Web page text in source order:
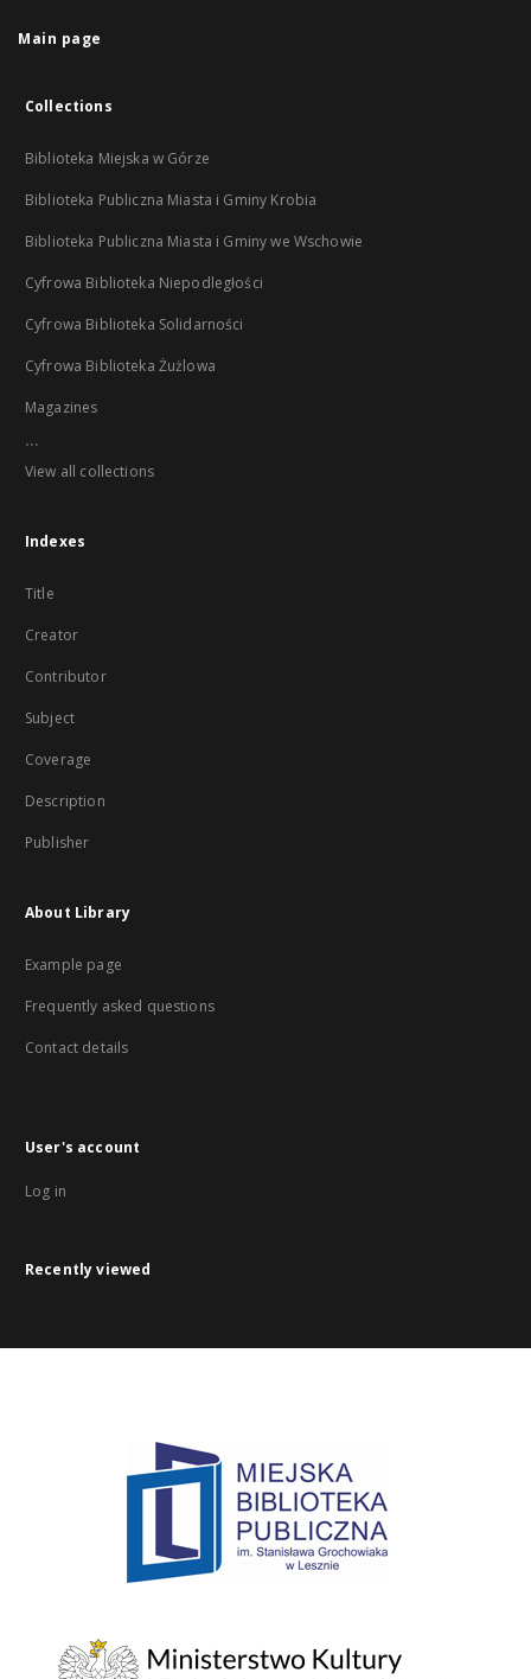
Main page
Collections
Biblioteka Miejska w Górze
Biblioteka Publiczna Miasta i Gminy Krobia
Biblioteka Publiczna Miasta i Gminy we Wschowie
Cyfrowa Biblioteka Niepodległości
Cyfrowa Biblioteka Solidarności
Cyfrowa Biblioteka Żużlowa
Magazines
...
View all collections
Indexes
Title
Creator
Contributor
Subject
Coverage
Description
Publisher
About Library
Example page
Frequently asked questions
Contact details
User's account
Log in
Recently viewed